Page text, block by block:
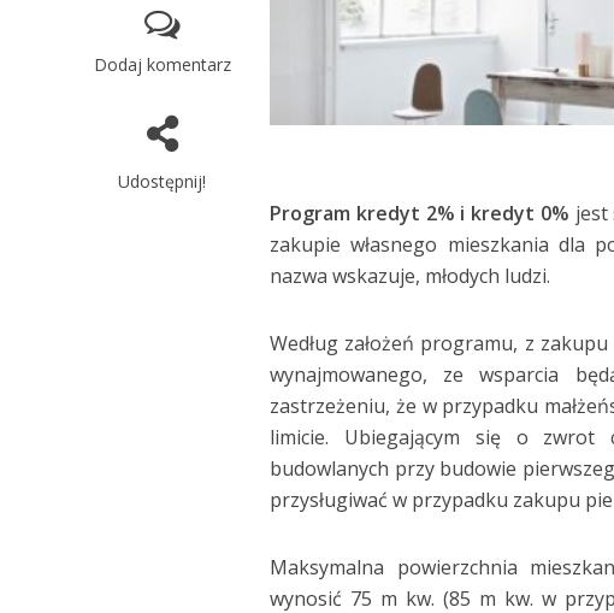
Dodaj komentarz
Udostępnij!
Program kredyt 2% i kredyt 0% jest
zakupie własnego mieszkania dla
nazwa wskazuje, młodych ludzi.
Według założeń programu, z
wynajmowanego, ze wsparcia
zastrzeżeniu, że w przypadku
limicie. Ubiegającym się o zwrot
budowlanych przy budowie
przysługiwać w przypadku zakupu
Maksymalna powierzchnia
wynosić 75 m kw. (85 m kw. w